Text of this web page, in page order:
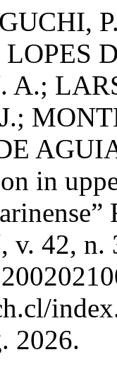
A.;
in
, v. 42, n.
2026.